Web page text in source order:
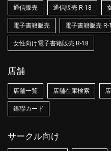
通信販売 通信販売 R-18
電子書籍販売 電子書籍販売 R-
女性向け電子書籍販売 R-18
店舗
店舗一覧 店舗在庫検索
銀聯カード
サークル向け